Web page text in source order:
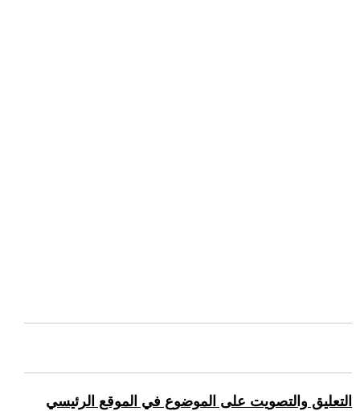
التعليق والتصويت على الموضوع في الموقع الرئيسي